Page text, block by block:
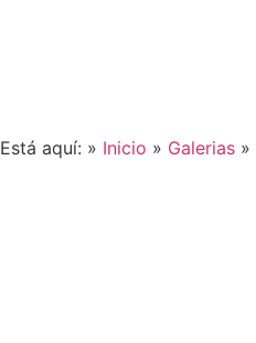
Está aquí: » Inicio » Galerias »